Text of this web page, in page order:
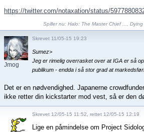
https://twitter.com/notaxation/status/
Spiller nu: Halo: The Master Chief ...
Jmog
Skrevet 11/05-15 19:23
Sumez>
Jeg er rimelig overrasket over at IGA er så
publikum - endda i så stor grad at
Det er en nødvendighed. Japanerne
ikke retter din kickstarter mod vest, så er den
Skrevet 12/05-15 11:52, rettet 12/05-15 12:19
Lige en påmindelse om Project